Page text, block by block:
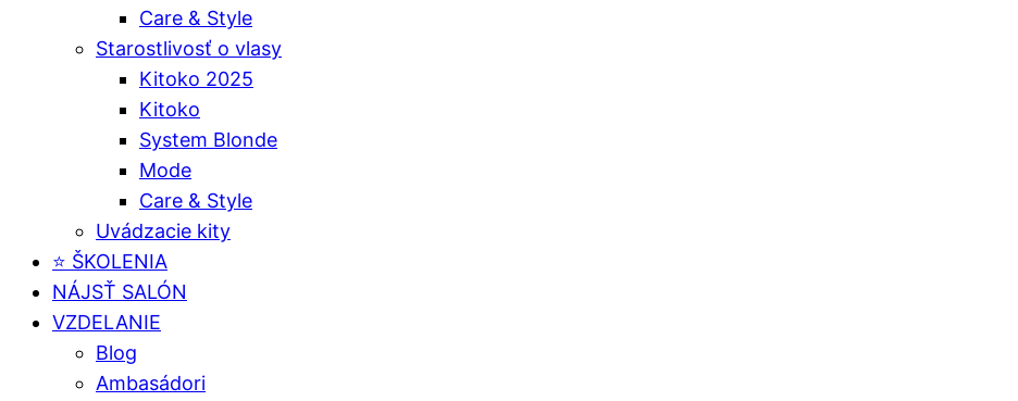
Care & Style
Starostlivosť o vlasy
Kitoko 2025
Kitoko
System Blonde
Mode
Care & Style
Uvádzacie kity
⭐️ ŠKOLENIA
NÁJSŤ SALÓN
VZDELANIE
Blog
Ambasádori